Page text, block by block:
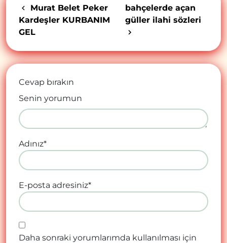
Murat Belet Peker
Kardeşler KURBANIM
GEL
bahçelerde açan
güller ilahi sözleri
Cevap bırakın
Senin yorumun
Adınız*
E-posta adresiniz*
Daha sonraki yorumlarımda kullanılması için